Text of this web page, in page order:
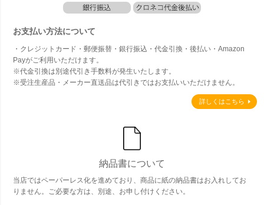
お支払い方法について
・クレジットカード・郵便振替・銀行振込・代金引換・後払い・Amazon
Payがご利用いただけます。
※代金引換は別途代引き手数料が発生いたします。
※受注生産品・メーカー直送品は代引きではお支払いいただけません。
詳しくはこちら
納品書について
当店ではペーパーレス化を進めており、商品に紙の納品書はお入れしてお
りません。ご必要な方は、別途、お申し付けください。